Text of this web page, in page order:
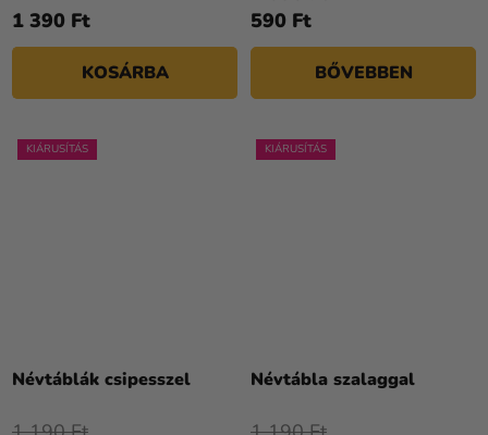
1 390 Ft
KOSÁRBA
590 Ft
BŐVEBBEN
KIÁRUSÍTÁS
Névtáblák csipesszel
KIÁRUSÍTÁS
Névtábla szalaggal